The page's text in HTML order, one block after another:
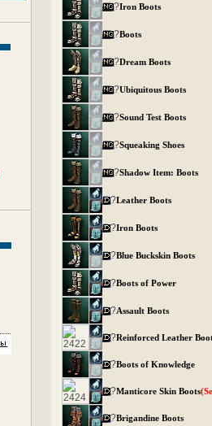
?Iron Boots
?Boots
?Dream Boots
?Ubiquitous Boots
?Sound Test Boots
?Squeaking Shoes
?Shadow Item: Boots
?Leather Boots
?Iron Boots
?Blue Buckskin Boots
?Boots of Power
?Assault Boots
?Reinforced Leather
?Boots of Knowledge
?Manticore Skin Boots
?Brigandine Boots